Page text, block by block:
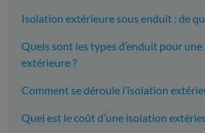
Isolation extérieure sous enduit : de
Quels sont les types d’enduit pour
extérieure ?
Comment se déroule l’isolation
Quel est le coût d’une isolation